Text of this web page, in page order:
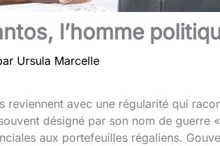
l’homme
Ursula Marcelle
avec une régularité qui
désigné par son nom de guerre
aux portefeuilles régaliens.